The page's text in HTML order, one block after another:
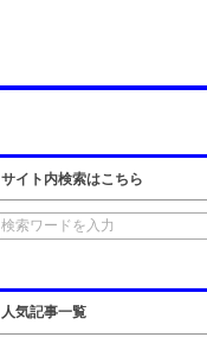
サイト内検索はこちら
人気記事一覧